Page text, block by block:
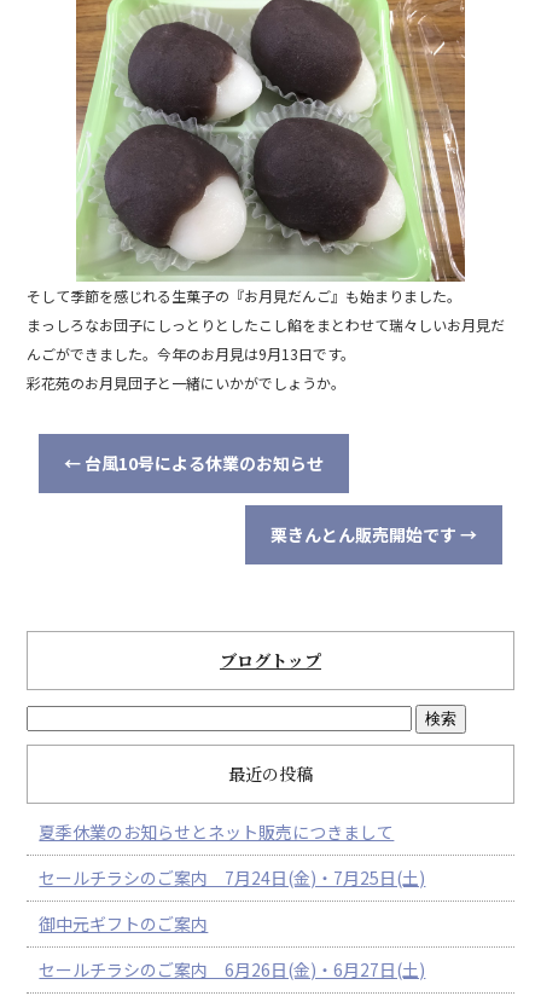
そして季節を感じれる生菓子の『お月見だんご』も始まりました。
まっしろなお団子にしっとりとしたこし餡をまとわせて瑞々しいお月見だ
んごができました。今年のお月見は9月13日です。
彩花苑のお月見団子と一緒にいかがでしょうか。
← 台風10号による休業のお知らせ
栗きんとん販売開始です →
ブログトップ
最近の投稿
夏季休業のお知らせとネット販売につきまして
セールチラシのご案内 7月24日(金)・7月25日(土)
御中元ギフトのご案内
セールチラシのご案内 6月26日(金)・6月27日(土)